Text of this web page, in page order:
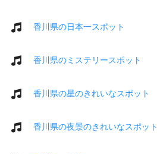
香川県の日本一スポット
香川県のミステリースポット
香川県の星のきれいなスポット
香川県の夜景のきれいなスポット